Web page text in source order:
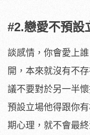
#2.戀愛不預設
談感情，你會愛上
開，本來就沒有不
議不要對於另一半
預設立場他得跟你
期心理，就不會最